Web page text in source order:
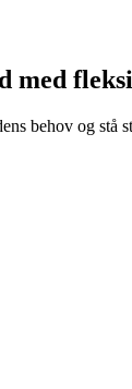
med
behov og stå